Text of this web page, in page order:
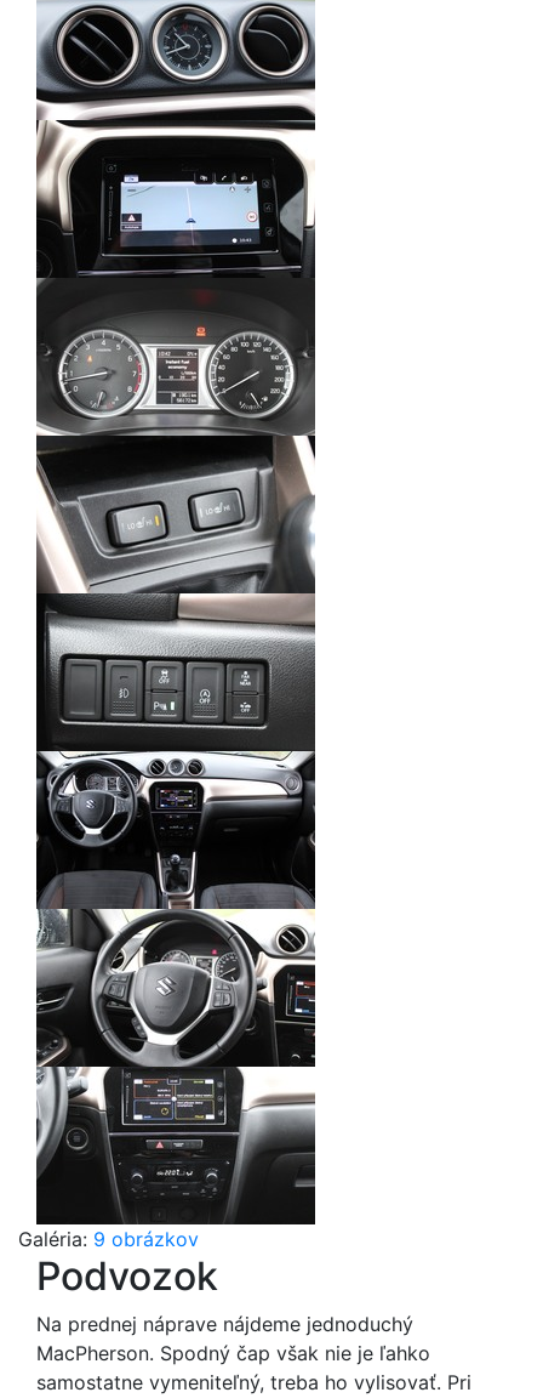
Galéria: 9 obrázkov
Podvozok
Na prednej náprave nájdeme jednoduchý
MacPherson. Spodný čap však nie je ľahko
samostatne vymeniteľný, treba ho vylisovať. Pri